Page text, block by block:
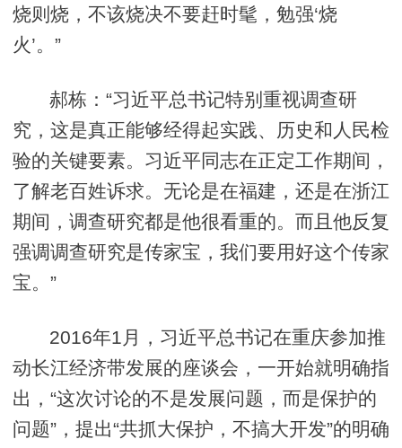
烧则烧，不该烧决不要赶时髦，勉强‘烧
火’。”
郝栋：“习近平总书记特别重视调查研
究，这是真正能够经得起实践、历史和人民检
验的关键要素。习近平同志在正定工作期间，
了解老百姓诉求。无论是在福建，还是在浙江
期间，调查研究都是他很看重的。而且他反复
强调调查研究是传家宝，我们要用好这个传家
宝。”
2016年1月，习近平总书记在重庆参加推
动长江经济带发展的座谈会，一开始就明确指
出，“这次讨论的不是发展问题，而是保护的
问题”，提出“共抓大保护，不搞大开发”的明确